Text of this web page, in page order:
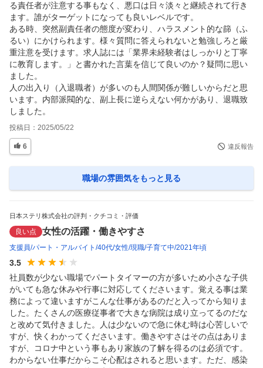
る責任者が注意する事もなく、悪口は日々淡々と継続されて行き
ます。誰がターゲットになっても良いレベルです。
ある時、突然副責任者の態度が変わり、ハラスメント的な篩（ふ
るい）にかけられます。様々質問に答えられないと勉強しろと厳
重注意を受けます。求人誌には「業界未経験者はしっかりと丁寧
に教育します。」と書かれた言葉を信じて良いのか？疑問に思い
ました。
人の出入り（入退職者）が多いのも人間関係が難しいからだと思
います。内部派閥的な、副上長に逆らえない何かがあり、退職致
しました。
投稿日： 2025/05/22
6 違反報告
職場の雰囲気をもっと見る
日本ステリ株式会社の評判・クチコミ・評価
良い点 女性の活躍・働きやすさ
支援員 パート・アルバイト 40代 女性 現職 子育て中 2021年頃
3.5
社員数が少ない職場でパートタイマーの方が多いため小さな子供
がいても急な休みや行事に対応してくださいます。覚える事は業
務によって違いますがこんな仕事があるのだと入ってから知りま
した。たくさんの医療従事者で大きな病院は成り立ってるのだな
と改めて気付きました。人は少ないので急に休む時は心苦しいで
すが、快くわかってくださいます。働きやすさはその点はありま
すが、コロナ中という事もあり家族の了解を得るのは必須です。
わからない仕事だからこそ心配はされると思います。ただ、感染